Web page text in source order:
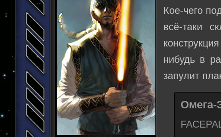
Кое-чего
всё-таки
нибудь в
запулит
Омега-